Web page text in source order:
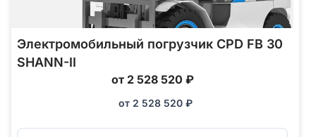
Электромобильный погрузчик CPD FB 30
SHANN-II
от 2 528 520 ₽
от 2 528 520 ₽